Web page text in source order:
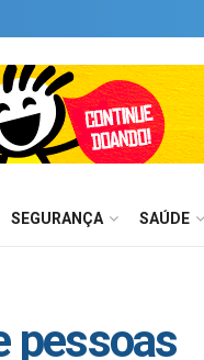
SEGURANÇA SAÚDE
pessoas